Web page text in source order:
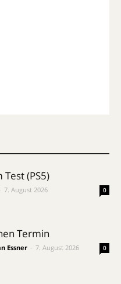
(PS5)
7. August 2026 0
Termin
Essner 7. August 2026 0